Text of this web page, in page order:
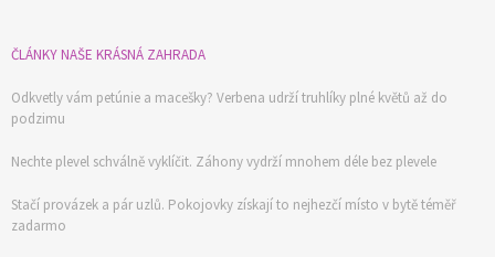
Objednat >
ČLÁNKY NAŠE KRÁSNÁ ZAHRADA
Odkvetly vám petúnie a macešky? Verbena udrží truhlíky plné květů až do
podzimu
Nechte plevel schválně vyklíčit. Záhony vydrží mnohem déle bez plevele
Stačí provázek a pár uzlů. Pokojovky získají to nejhezčí místo v bytě téměř
zadarmo